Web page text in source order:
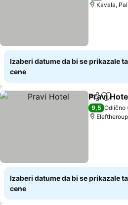
Kavala,
Izaberi datume da bi se prikazale
cene
Deli
Pravi
9,5 Odlično
Izaberi datume da bi se prikazale
cene